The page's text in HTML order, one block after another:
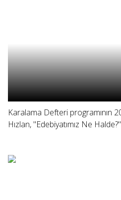
Karalama Defteri programının
Hızlan, "Edebiyatımız Ne